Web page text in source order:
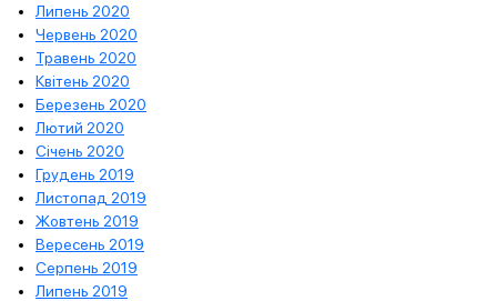
Липень 2020
Червень 2020
Травень 2020
Квітень 2020
Березень 2020
Лютий 2020
Січень 2020
Грудень 2019
Листопад 2019
Жовтень 2019
Вересень 2019
Серпень 2019
Липень 2019